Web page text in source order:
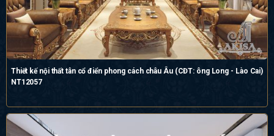
Thiết kế nội thất tân cổ điển phong cách châu Âu (CĐT: ông Long - Lào Cai)
NT12057